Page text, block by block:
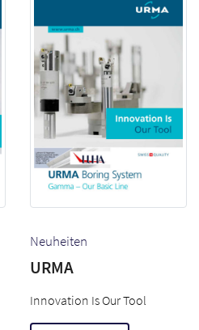
Neuheiten
URMA
Innovation Is Our Tool